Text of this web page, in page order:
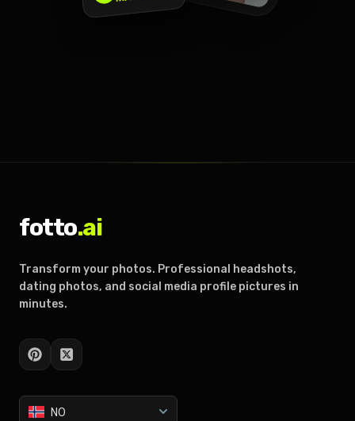
fotto.ai
Transform your photos. Professional headshots,
dating photos, and social media profile pictures in
minutes.
NO